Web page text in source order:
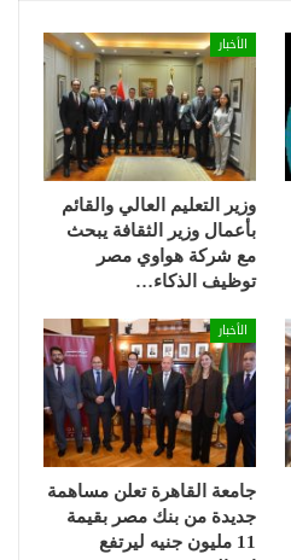
الأخبار
وزير التعليم العالي والقائم
بأعمال وزير الثقافة يبحث
مع شركة هواوي مصر
توظيف الذكاء…
الأخبار
جامعة القاهرة تعلن مساهمة
جديدة من بنك مصر بقيمة
11 مليون جنيه ليرتفع